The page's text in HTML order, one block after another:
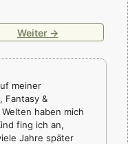
Weiter →
meiner
Fantasy &
haben mich
fing ich an,
Jahre später